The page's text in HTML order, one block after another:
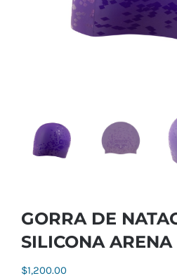
GORRA DE
SILICONA ARENA
$1,200.00